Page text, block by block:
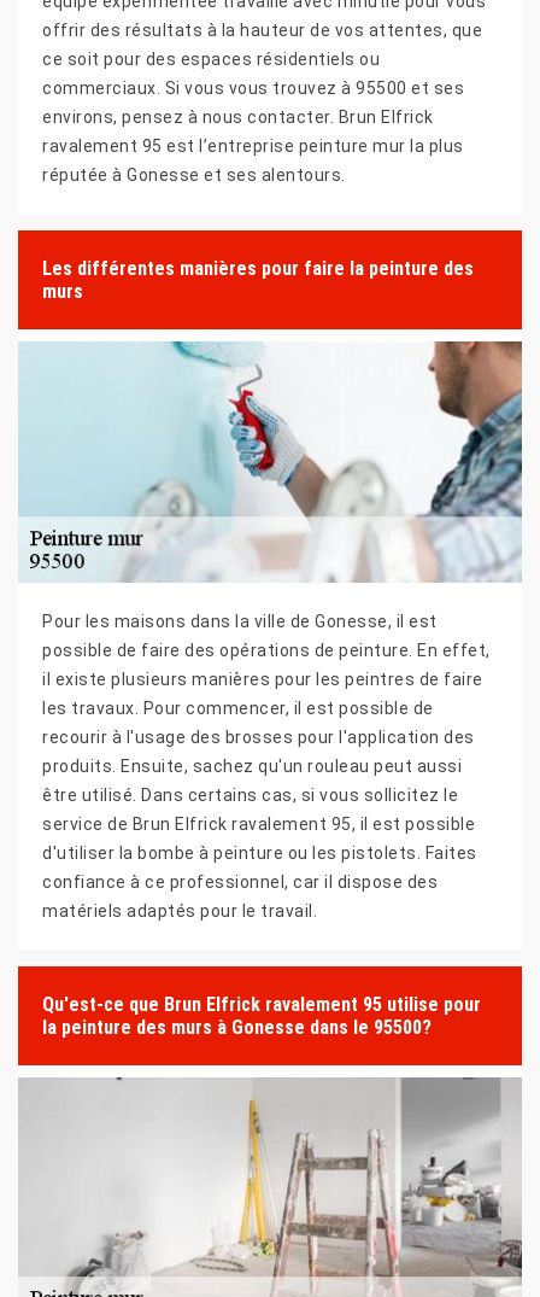
offrir des résultats à la hauteur de vos attentes, que
ce soit pour des espaces résidentiels ou
commerciaux. Si vous vous trouvez à 95500 et ses
environs, pensez à nous contacter. Brun Elfrick
ravalement 95 est l’entreprise peinture mur la plus
réputée à Gonesse et ses alentours.
Les différentes manières pour faire la peinture des
murs
Pour les maisons dans la ville de Gonesse, il est
possible de faire des opérations de peinture. En effet,
il existe plusieurs manières pour les peintres de faire
les travaux. Pour commencer, il est possible de
recourir à l'usage des brosses pour l'application des
produits. Ensuite, sachez qu'un rouleau peut aussi
être utilisé. Dans certains cas, si vous sollicitez le
service de Brun Elfrick ravalement 95, il est possible
d'utiliser la bombe à peinture ou les pistolets. Faites
confiance à ce professionnel, car il dispose des
matériels adaptés pour le travail.
Qu'est-ce que Brun Elfrick ravalement 95 utilise pour
la peinture des murs à Gonesse dans le 95500?